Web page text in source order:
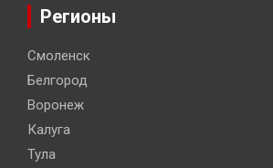
Регионы
Смоленск
Белгород
Воронеж
Калуга
Тула